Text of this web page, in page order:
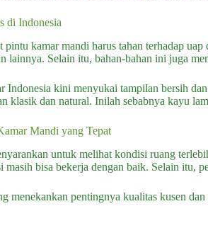
di Indonesia
kamar mandi harus tahan terhadap
lainnya. Selain itu, bahan-bahan ini juga
Indonesia kini menyukai tampilan bersih
klasik dan natural. Inilah sebabnya kayu
Mandi yang Tepat
untuk melihat kondisi ruang
masih bisa bekerja dengan baik. Selain itu,
menekankan pentingnya kualitas kusen